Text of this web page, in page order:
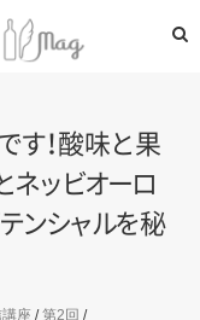
イタリア紀行
す！酸味と 果
ネッ ビオーロ
ンシャルを秘
座 /第2回